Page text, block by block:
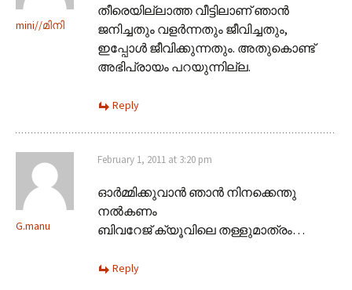
mini//മിനി
തീരെയില്ലാത്ത വീട്ടിലാണ് ഞാൻ
ജനിച്ചതും വളർന്നതും ജീവിച്ചതും,
ഇപ്പോൾ ജീവിക്കുന്നതും. അതുകൊണ്ട്
അഭിപ്രായം പറയുന്നില്ല.
Reply
G.manu
February 1, 2011 at 3:20 pm
ഓര്‍മ്മിക്കുവാന്‍ ഞാന്‍ നിനക്കെന്തു
നല്‍കണം
ബിവറേജ് ക്യൂവിലെ തള്ളുമാത്രം…
Reply